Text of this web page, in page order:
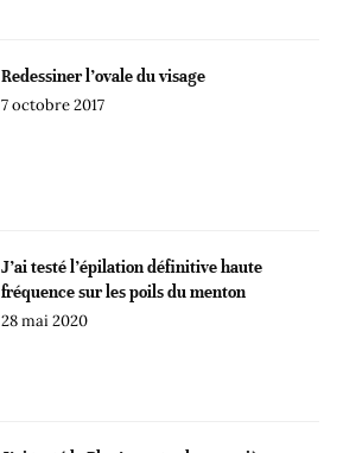
Redessiner l’ovale du visage
7 octobre 2017
J’ai testé l’épilation définitive haute
fréquence sur les poils du menton
28 mai 2020